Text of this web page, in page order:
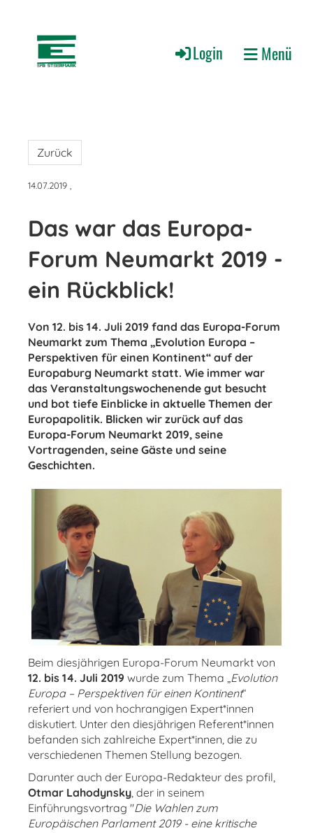
Login Menü
Zurück
14.07.2019
Das war das Europa-
Forum Neumarkt 2019 -
ein Rückblick!
Von 12. bis 14. Juli 2019 fand das Europa-Forum
Neumarkt zum Thema „Evolution Europa –
Perspektiven für einen Kontinent“ auf der
Europaburg Neumarkt statt. Wie immer war
das Veranstaltungswochenende gut besucht
und bot tiefe Einblicke in aktuelle Themen der
Europapolitik. Blicken wir zurück auf das
Europa-Forum Neumarkt 2019, seine
Vortragenden, seine Gäste und seine
Geschichten.
Beim diesjährigen Europa-Forum Neumarkt von
12. bis 14. Juli 2019 wurde zum Thema „Evolution
Europa – Perspektiven für einen Kontinent“
referiert und von hochrangigen Expert*innen
diskutiert. Unter den diesjährigen Referent*innen
befanden sich zahlreiche Expert*innen, die zu
verschiedenen Themen Stellung bezogen.
Darunter auch der Europa-Redakteur des profil,
Otmar Lahodynsky, der in seinem
Einführungsvortrag "Die Wahlen zum
Europäischen Parlament 2019 - eine kritische